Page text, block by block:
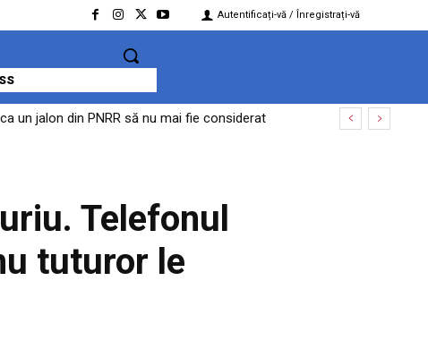
Autentificați-vă / Înregistrați-vă
jalon din PNRR să nu mai fie considerat
în dosarul privind acțiuni împotriva ordinii
Telefonul
tuturor le